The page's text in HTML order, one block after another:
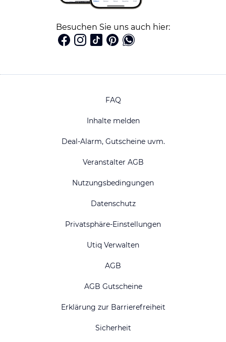
Besuchen Sie uns auch hier:
FAQ
Inhalte melden
Deal-Alarm, Gutscheine uvm.
Veranstalter AGB
Nutzungsbedingungen
Datenschutz
Privatsphäre-Einstellungen
Utiq Verwalten
AGB
AGB Gutscheine
Erklärung zur Barrierefreiheit
Sicherheit